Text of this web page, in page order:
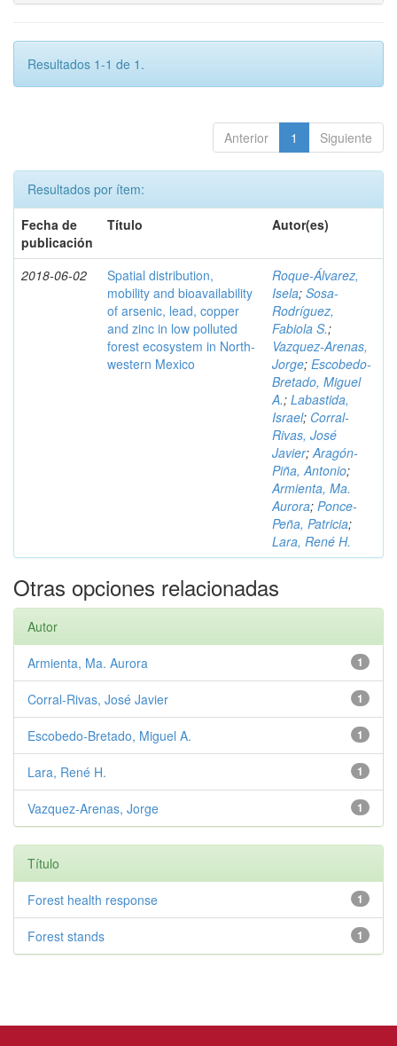
Resultados 1-1 de 1.
Anterior 1 Siguiente
Resultados por ítem:
Fecha de
publicación
Título Autor(es)
2018-06-02
Spatial distribution,
mobility and bioavailability
of arsenic, lead, copper
and zinc in low polluted
forest ecosystem in North-
western Mexico
Roque-Álvarez,
Isela; Sosa-
Rodríguez,
Fabiola S.;
Vazquez-Arenas,
Jorge; Escobedo-
Bretado, Miguel
A.; Labastida,
Israel; Corral-
Rivas, José
Javier;Aragón-
Piña, Antonio;
Armienta, Ma.
Aurora; Ponce-
Peña, Patricia;
Lara, René H.
Otras opciones relacionadas
Autor
1
Armienta, Ma. Aurora
1
Corral-Rivas, José Javier
1
Escobedo-Bretado, Miguel A.
1
Lara, René H.
1
Vazquez-Arenas, Jorge
Título
1
Forest health response
1
Forest stands